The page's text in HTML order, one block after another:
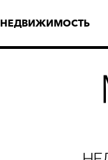
НЕДВИЖИМОСТЬ